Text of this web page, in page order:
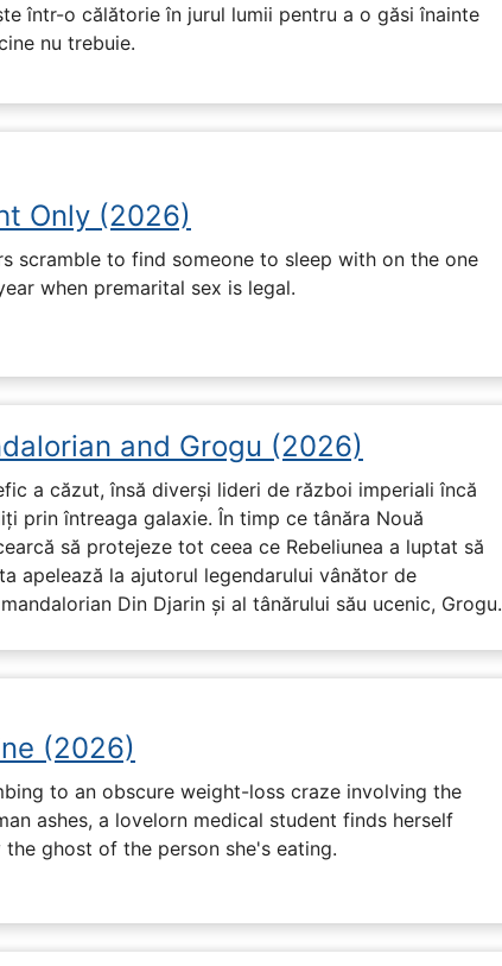
într-o călătorie în jurul lumii pentru a o găsi înainte
nu trebuie.
Only (2026)
scramble to find someone to sleep with on the one
when premarital sex is legal.
and Grogu (2026)
a căzut, însă diverși lideri de război imperiali încă
prin întreaga galaxie. În timp ce tânăra Nouă
să protejeze tot ceea ce Rebeliunea a luptat să
apelează la ajutorul legendarului vânător de
Din Djarin și al tânărului său ucenic, Grogu.
(2026)
to an obscure weight-loss craze involving the
ashes, a lovelorn medical student finds herself
ghost of the person she's eating.